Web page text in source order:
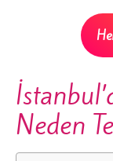
Neden